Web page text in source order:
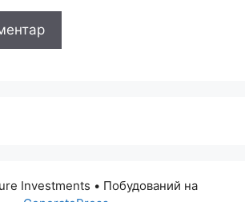
Investments • Побудований на